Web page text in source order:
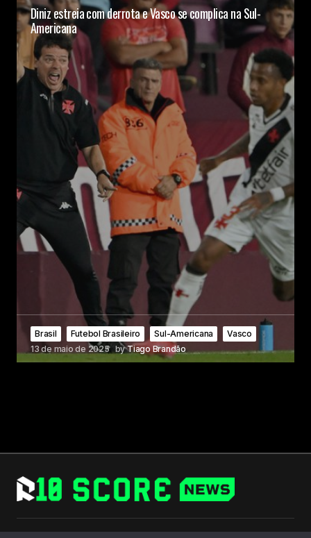
Diniz estreia com derrota e Vasco se complica na Sul-
Americana
Brasil Futebol Brasileiro Sul-Americana
Vasco
13 de maio de 2025 byTiago Brandão